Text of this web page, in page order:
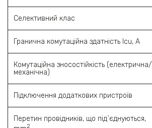
Селективний клас
Гранична комутаційна здатність Icu, A
Комутаційна зносостійкість (електрична/
механічна)
Підключення додаткових пристроїв
Перетин провідників, що під`єднуються,
2